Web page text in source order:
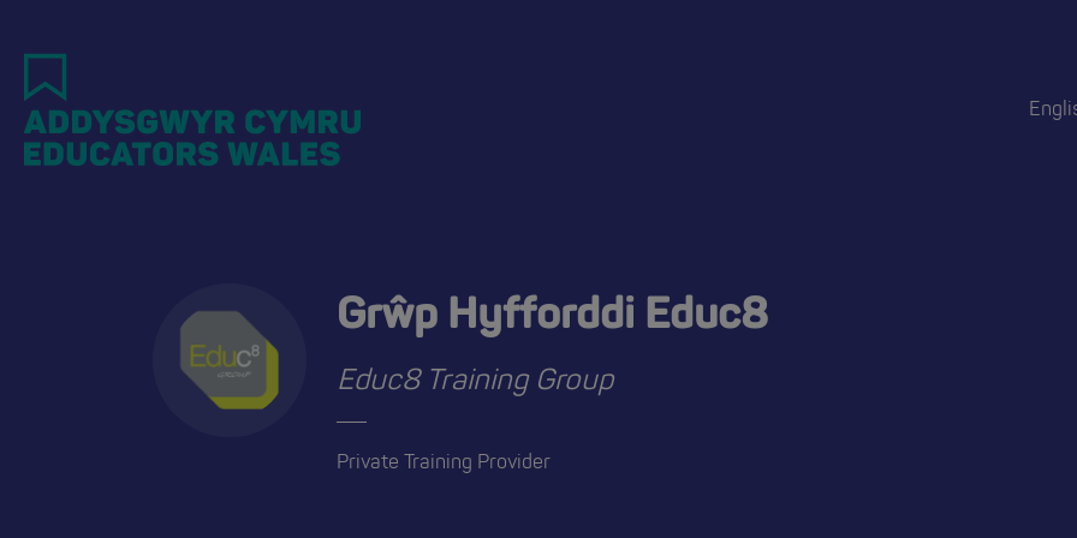
main
content
Grŵp Hyfforddi Educ8
Educ8 Training Group
Private Training Provider